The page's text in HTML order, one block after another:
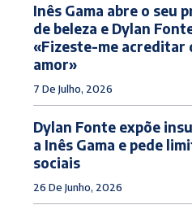
Inês Gama abre o seu
de beleza e Dylan
«Fizeste-me acreditar
amor»
7 De Julho, 2026
Dylan Fonte expõe
a Inês Gama e pede
sociais
26 De Junho, 2026